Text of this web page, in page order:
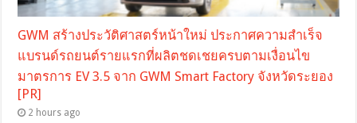
GWM สร้างประวัติศาสตร์หน้าใหม่ ประกาศความสำเร็จ
แบรนด์รถยนต์รายแรกที่ผลิตชดเชยครบตามเงื่อนไข
มาตรการ EV 3.5 จาก GWM Smart Factory จังหวัดระยอง
[PR]
2 hours ago